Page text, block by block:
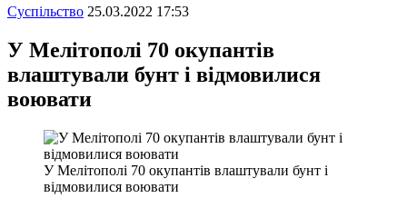
Суспiльство 25.03.2022 17:53
У Мелітополі 70 окупантів
влаштували бунт і відмовилися
воювати
У Мелітополі 70 окупантів влаштували бунт і
відмовилися воювати